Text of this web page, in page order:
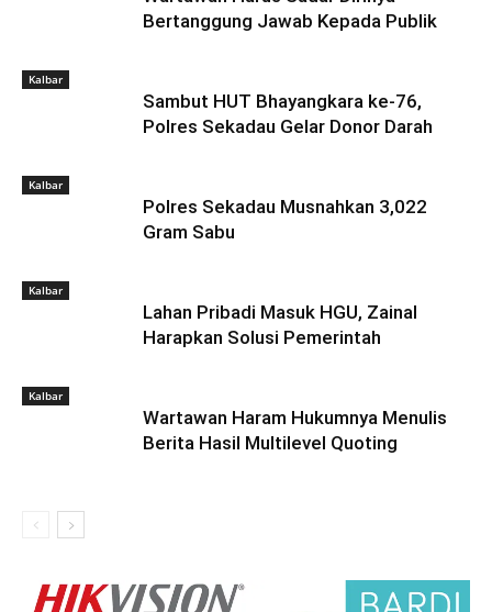
Bertanggung Jawab Kepada Publik
Kalbar
Sambut HUT Bhayangkara ke-76,
Polres Sekadau Gelar Donor Darah
Kalbar
Polres Sekadau Musnahkan 3,022
Gram Sabu
Kalbar
Lahan Pribadi Masuk HGU, Zainal
Harapkan Solusi Pemerintah
Kalbar
Wartawan Haram Hukumnya Menulis
Berita Hasil Multilevel Quoting